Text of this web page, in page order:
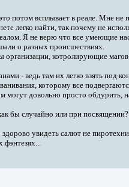
потом всплывает в реале. Мне не
легко найти, так почему не
Я не верю что все умеющие
о разных происшествиях.
котролирующие
- ведь там их легко взять под
которому все
могут довольно просто обдурить,
бы случайно или при
увидеть салют не
фэнтезях...